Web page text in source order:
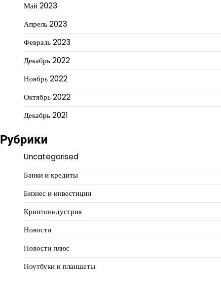
Май 2023
Апрель 2023
Февраль 2023
Декабрь 2022
Ноябрь 2022
Октябрь 2022
Декабрь 2021
Рубрики
Uncategorised
Банки и кредиты
Бизнес и инвестиции
Криптоиндустрия
Новости
Новости плюс
Ноутбуки и планшеты